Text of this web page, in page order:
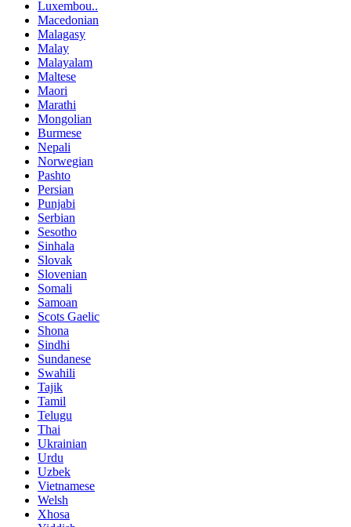
Luxembou..
Macedonian
Malagasy
Malay
Malayalam
Maltese
Maori
Marathi
Mongolian
Burmese
Nepali
Norwegian
Pashto
Persian
Punjabi
Serbian
Sesotho
Sinhala
Slovak
Slovenian
Somali
Samoan
Scots Gaelic
Shona
Sindhi
Sundanese
Swahili
Tajik
Tamil
Telugu
Thai
Ukrainian
Urdu
Uzbek
Vietnamese
Welsh
Xhosa